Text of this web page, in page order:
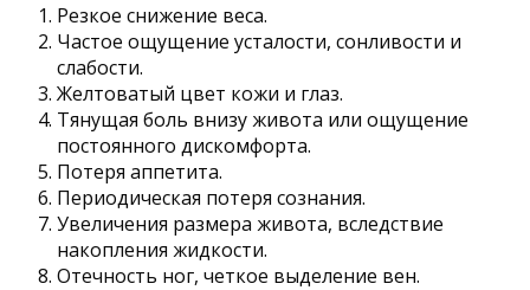
Резкое снижение веса.
Частое ощущение усталости, сонливости и
слабости.
Желтоватый цвет кожи и глаз.
Тянущая боль внизу живота или ощущение
постоянного дискомфорта.
Потеря аппетита.
Периодическая потеря сознания.
Увеличения размера живота, вследствие
накопления жидкости.
Отечность ног, четкое выделение вен.